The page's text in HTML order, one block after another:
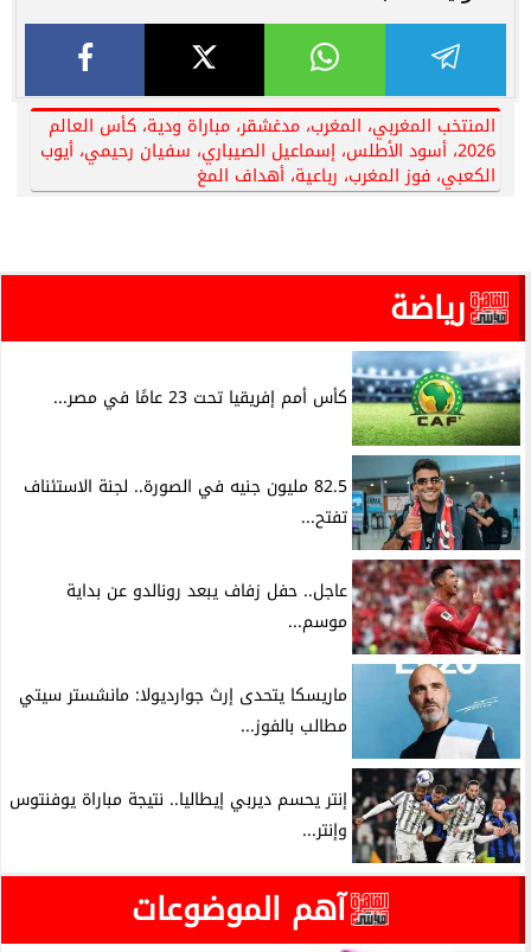
المنتخب المغربي، المغرب، مدغشقر، مباراة ودية، كأس العالم
2026، أسود الأطلس، إسماعيل الصيباري، سفيان رحيمي، أيوب
الكعبي، فوز المغرب، رباعية، أهداف المغ
رياضة
كأس أمم إفريقيا تحت 23 عامًا في مصر...
82.5 مليون جنيه في الصورة.. لجنة الاستئناف
تفتح...
عاجل.. حفل زفاف يبعد رونالدو عن بداية
موسم...
ماريسكا يتحدى إرث جوارديولا: مانشستر سيتي
مطالب بالفوز...
إنتر يحسم ديربي إيطاليا.. نتيجة مباراة يوفنتوس
وإنتر...
آهم الموضوعات